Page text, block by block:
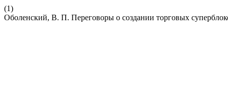
(1)
Оболенский, В. П. Переговоры о создании торговых